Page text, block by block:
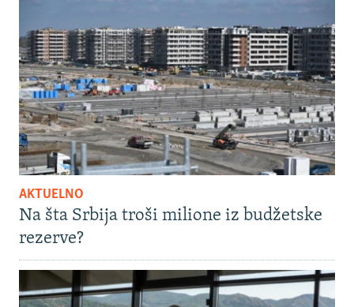
AKTUELNO
Na šta Srbija troši milione iz budžetske
rezerve?